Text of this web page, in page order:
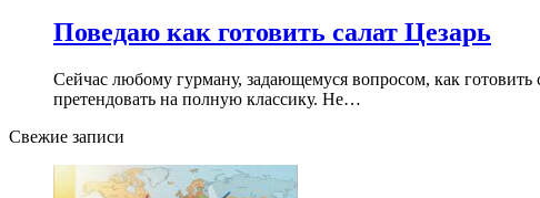
Поведаю как готовить салат Цезарь
Сейчас любому гурману, задающемуся вопросом, как готовить
претендовать на полную классику. Не…
Свежие записи